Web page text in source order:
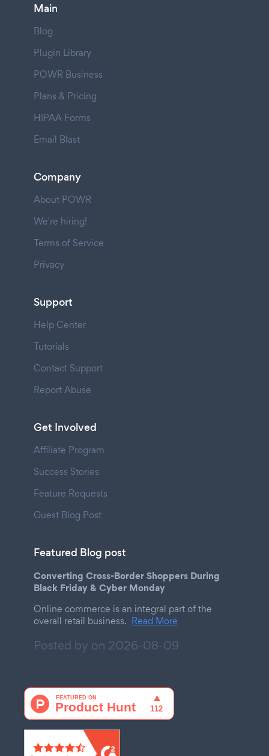
Main
Blog
Plugin Library
POWR Business
Plans & Pricing
HIPAA Forms
Email Blast
Company
About POWR
We're hiring!
Terms of Service
Privacy
Support
Help Center
Tutorials
Contact Support
Report Abuse
Get Involved
Affiliate Program
Success Stories
Feature Requests
Guest Blog Post
Featured Blog post
Converting Cross-Border Shoppers During
Black Friday & Cyber Monday
Online commerce is an integral part of the
overall retail business. Read More
Posted by on 2026-08-09